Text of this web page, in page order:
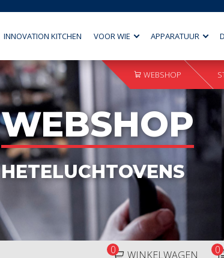
INNOVATION KITCHEN VOOR WIE APPARATUUR
WEBSHOP
WEBSHOP
HETELUCHTOVENS
WINKELWAGEN
0 0